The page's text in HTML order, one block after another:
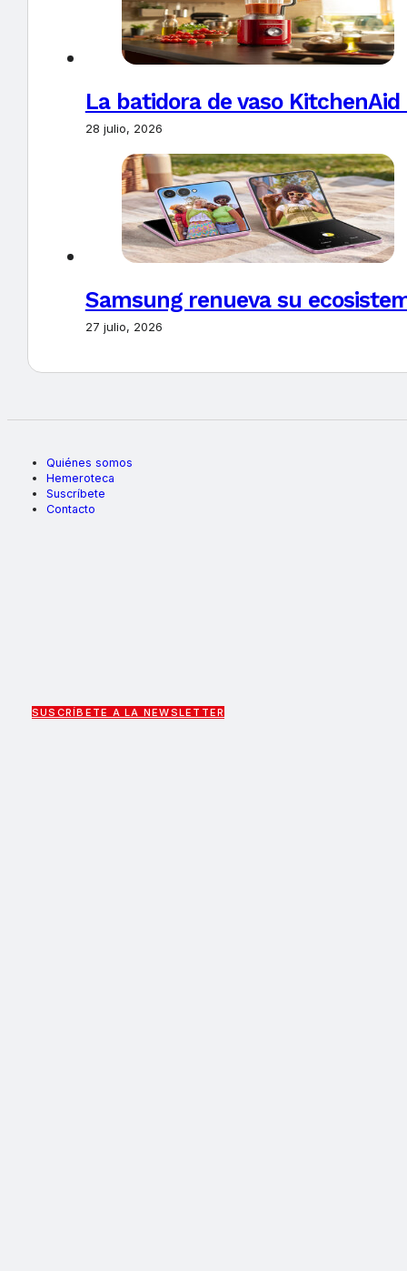
La batidora de vaso
28 julio, 2026
Samsung renueva su
27 julio, 2026
Quiénes somos
Hemeroteca
Suscríbete
Contacto
SUSCRÍBETE A LA NEWSLETTER